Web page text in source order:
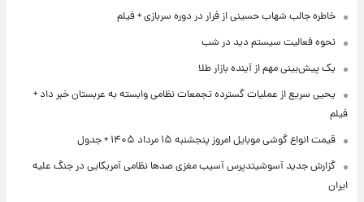
خاطره جالب شهاب حسینی از فرار در دوره سربازی + فیلم
نحوه فعالیت سیستم دید در شب
یک پیش‌بینی مهم از آینده بازار طلا
یحیی سریع از عملیات گسترده تجمعات نظامی وابسته به عربستان خبر داد +
فیلم
قیمت انواع گوشی موبایل امروز پنجشنبه ۱۵ مرداد ۱۴۰۵ + جدول
گزارش جدید آسوشیتدپرس آسیب مغزی صدها نظامی آمریکایی در جنگ علیه
ایران